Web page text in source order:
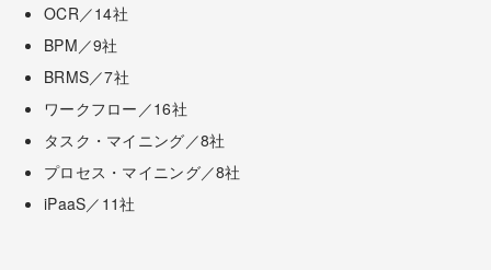
OCR／14社
BPM／9社
BRMS／7社
ワークフロー／16社
タスク・マイニング／8社
プロセス・マイニング／8社
iPaaS／11社